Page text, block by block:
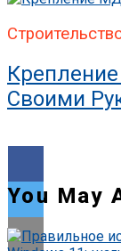
Своими
You May